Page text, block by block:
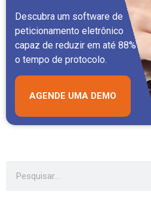
Descubra um software de
peticionamento eletrônico
capaz de reduzir em até 88%
o tempo de protocolo.
AGENDE UMA DEMO